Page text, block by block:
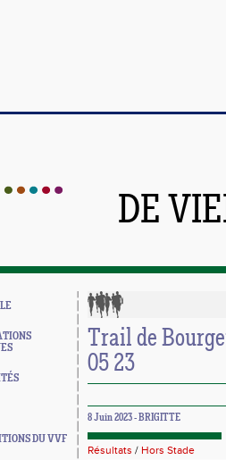
DE
DU VVF
Trail de
05 23
8 Juin 2023 - BRIGITTE
Résultats / Hors Stade